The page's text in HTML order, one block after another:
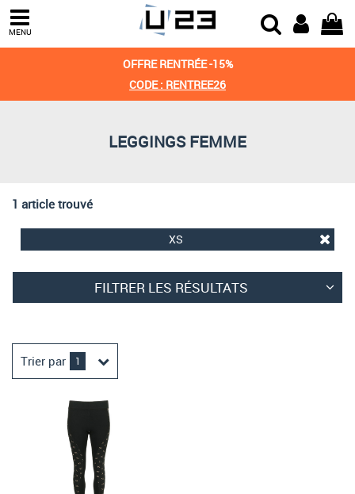
MENU
OFFRE RENTRÉE -15%
CODE : RENTREE26
LEGGINGS FEMME
1 article trouvé
XS
FILTRER LES RÉSULTATS
Trier par 1
Trier par
Derniers arrivages